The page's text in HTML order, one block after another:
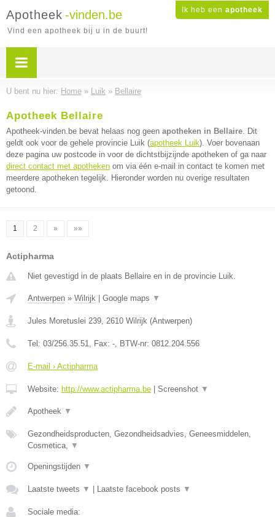
Ik heb een apotheek
Apotheek -vinden.be
Vind een apotheek bij u in de buurt!
U bent nu hier: Home » Luik » Bellaire
Apotheek Bellaire
Apotheek-vinden.be bevat helaas nog geen apotheken in Bellaire. Dit
geldt ook voor de gehele provincie Luik (apotheek Luik). Voer bovenaan
deze pagina uw postcode in voor de dichtstbijzijnde apotheken of ga naar
direct contact met apotheken om via één e-mail in contact te komen met
meerdere apotheken tegelijk. Hieronder worden nu overige resultaten
getoond.
1 2 » »»
Actipharma
Niet gevestigd in de plaats Bellaire en in de provincie Luik.
Antwerpen » Wilrijk Google maps ▼
Jules Moretuslei 239, 2610 Wilrijk (Antwerpen)
Tel: 03/256.35.51, Fax: -, BTW-nr: 0812.204.556
E-mail › Actipharma
Website: http://www.actipharma.be Screenshot ▼
Apotheek ▼
Gezondheidsproducten, Gezondheidsadvies, Geneesmiddelen,
Cosmetica, ▼
Openingstijden ▼
Laatste tweets ▼ Laatste facebook posts ▼
Sociale media: